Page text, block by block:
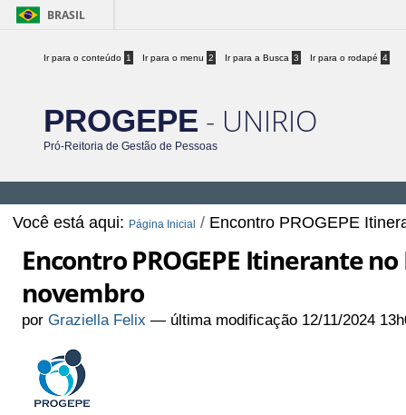
BRASIL
Ir para o conteúdo 1 Ir para o menu 2 Ir para a Busca 3 Ir para o rodapé 4
PROGEPE - UNIRIO
Pró-Reitoria de Gestão de Pessoas
Você está aqui: Página Inicial / Encontro PROGEPE
Encontro PROGEPE Itinerante
novembro
porGraziella Felix — última modificação 12/11/2024